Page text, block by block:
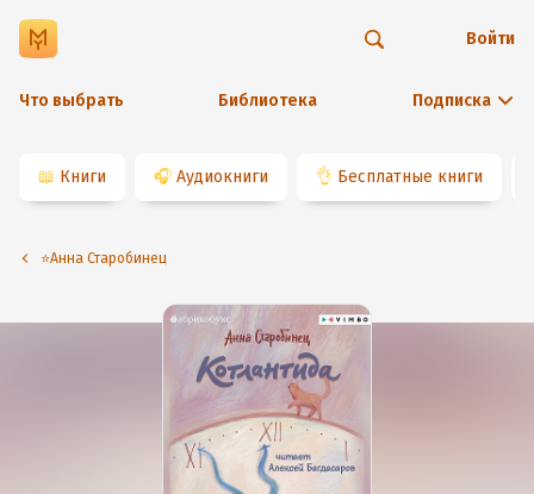
Что выбрать Библиотека Подписка
Войти
📖 Книги 🎧 Аудиокниги 👌 Бесплатные книги
⭐️Анна Старобинец